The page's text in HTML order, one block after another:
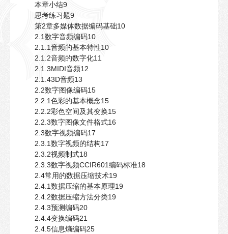
本章小结9
思考练习题9
第2章多媒体数据编码基础10
2.1数字音频编码10
2.1.1音频的基本特性10
2.1.2音频的数字化11
2.1.3MIDI音频12
2.1.43D音频13
2.2数字图像编码15
2.2.1色彩的基本概念15
2.2.2彩色空间及其变换15
2.2.3数字图像文件格式16
2.3数字视频编码17
2.3.1数字视频的结构17
2.3.2视频制式18
2.3.3数字视频CCIR601编码标准18
2.4常用的数据压缩技术19
2.4.1数据压缩的基本原理19
2.4.2数据压缩方法分类19
2.4.3预测编码20
2.4.4变换编码21
2.4.5信息熵编码25